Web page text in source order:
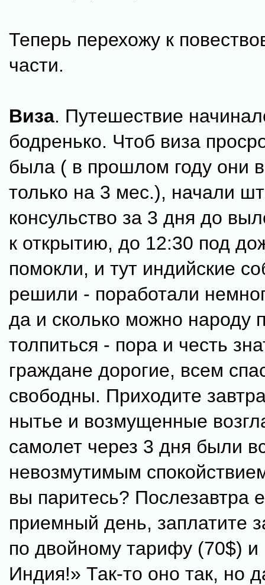
Теперь перехожу к
части.
Виза. Путешествие
бодренько. Чтоб виза
была ( в прошлом году они
только на 3 мес.), начали
консульство за 3 дня до
к открытию, до 12:30 под
помокли, и тут индийские
решили - поработали
да и сколько можно народу
толпиться - пора и честь
граждане дорогие, всем
свободны. Приходите
нытье и возмущенные
самолет через 3 дня были
невозмутимым
вы паритесь? Послезавтра
приемный день, заплатите
по двойному тарифу (70$) и
Индия!» Так-то оно так, но